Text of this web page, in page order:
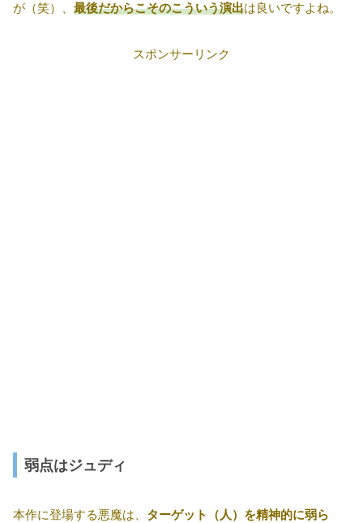
が（笑）、 最後だからこそのこういう演出は良いですよね。
スポンサーリンク
弱点はジュディ
本作に登場する悪魔は、 ターゲット（人）を精神的に弱ら